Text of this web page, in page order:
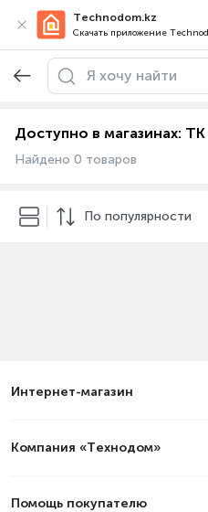
Technodom.kz
Скачать приложение
Доступно в магазинах:
Найдено 0 товаров
По популярности
Интернет-магазин
Компания «Технодом»
Помощь покупателю